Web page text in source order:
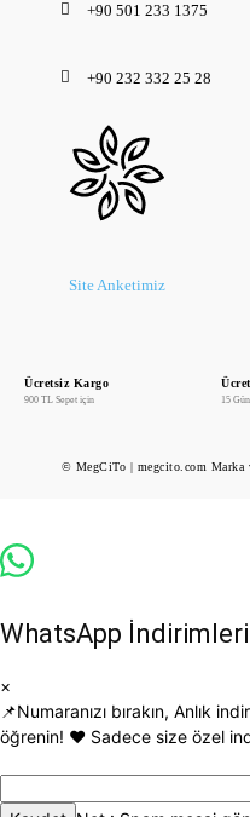
+90 501 233 1375
+90 232 332 25 28
Site Anketimiz
Ücretsiz Kargo
900 TL Sepet için 15
© MegCiTo | megcito.com Marka
WhatsApp İndirimleri
×
📌Numaranızı bırakın, Anlık
öğrenin! ♥️ Sadece size özel